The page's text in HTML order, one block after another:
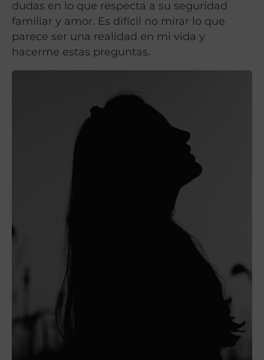
dudas en lo que respecta a su seguridad
familiar y amor. Es difícil no mirar lo que
parece ser una realidad en mi vida y
hacerme estas preguntas.